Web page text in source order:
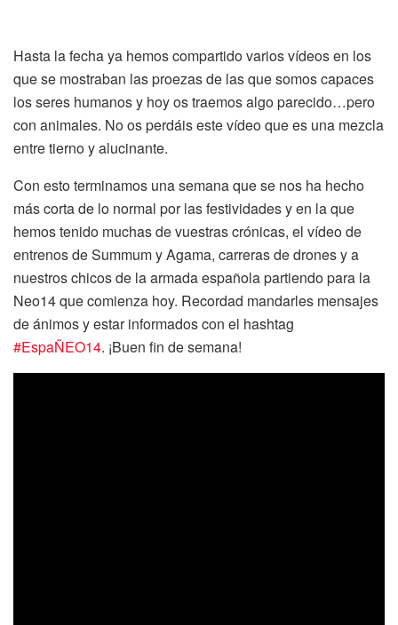
Hasta la fecha ya hemos compartido varios vídeos en los
que se mostraban las proezas de las que somos capaces
los seres humanos y hoy os traemos algo parecido…pero
con animales. No os perdáis este vídeo que es una mezcla
entre tierno y alucinante.
Con esto terminamos una semana que se nos ha hecho
más corta de lo normal por las festividades y en la que
hemos tenido muchas de vuestras crónicas, el vídeo de
entrenos de Summum y Agama, carreras de drones y a
nuestros chicos de la armada española partiendo para la
Neo14 que comienza hoy. Recordad mandarles mensajes
de ánimos y estar informados con el hashtag
#EspaÑEO14. ¡Buen fin de semana!